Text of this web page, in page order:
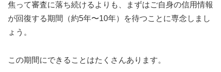
焦って審査に落ち続けるよりも、まずはご自身の信用情報
が回復する期間（約5年〜10年）を待つことに専念しまし
ょう。
この期間にできることはたくさんあります。